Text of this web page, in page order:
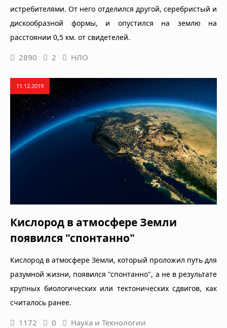
истребителями. От него отделился другой, серебристый и
дискообразной формы, и опустился на землю на
расстоянии 0,5 км. от свидетелей.
2890 2 НЛО
11.12.2019
Кислород в атмосфере Земли
появился "спонтанно"
Кислород в атмосфере Земли, который проложил путь для
разумной жизни, появился "спонтанно", а не в результате
крупных биологических или тектонических сдвигов, как
считалось ранее.
1172 0 Наука и Технологии